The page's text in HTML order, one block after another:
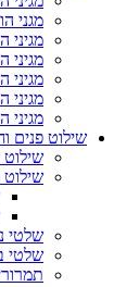
מגני
מגיני
מגיני
מגיני
מגיני
מגיני
שילוט פנים
שילוט
שילוט
שלטי
שלטי